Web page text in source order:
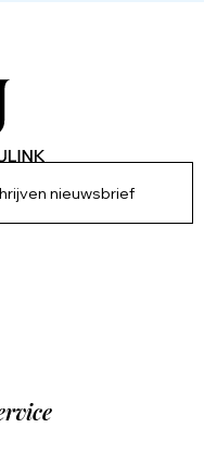
nieuwsbrief